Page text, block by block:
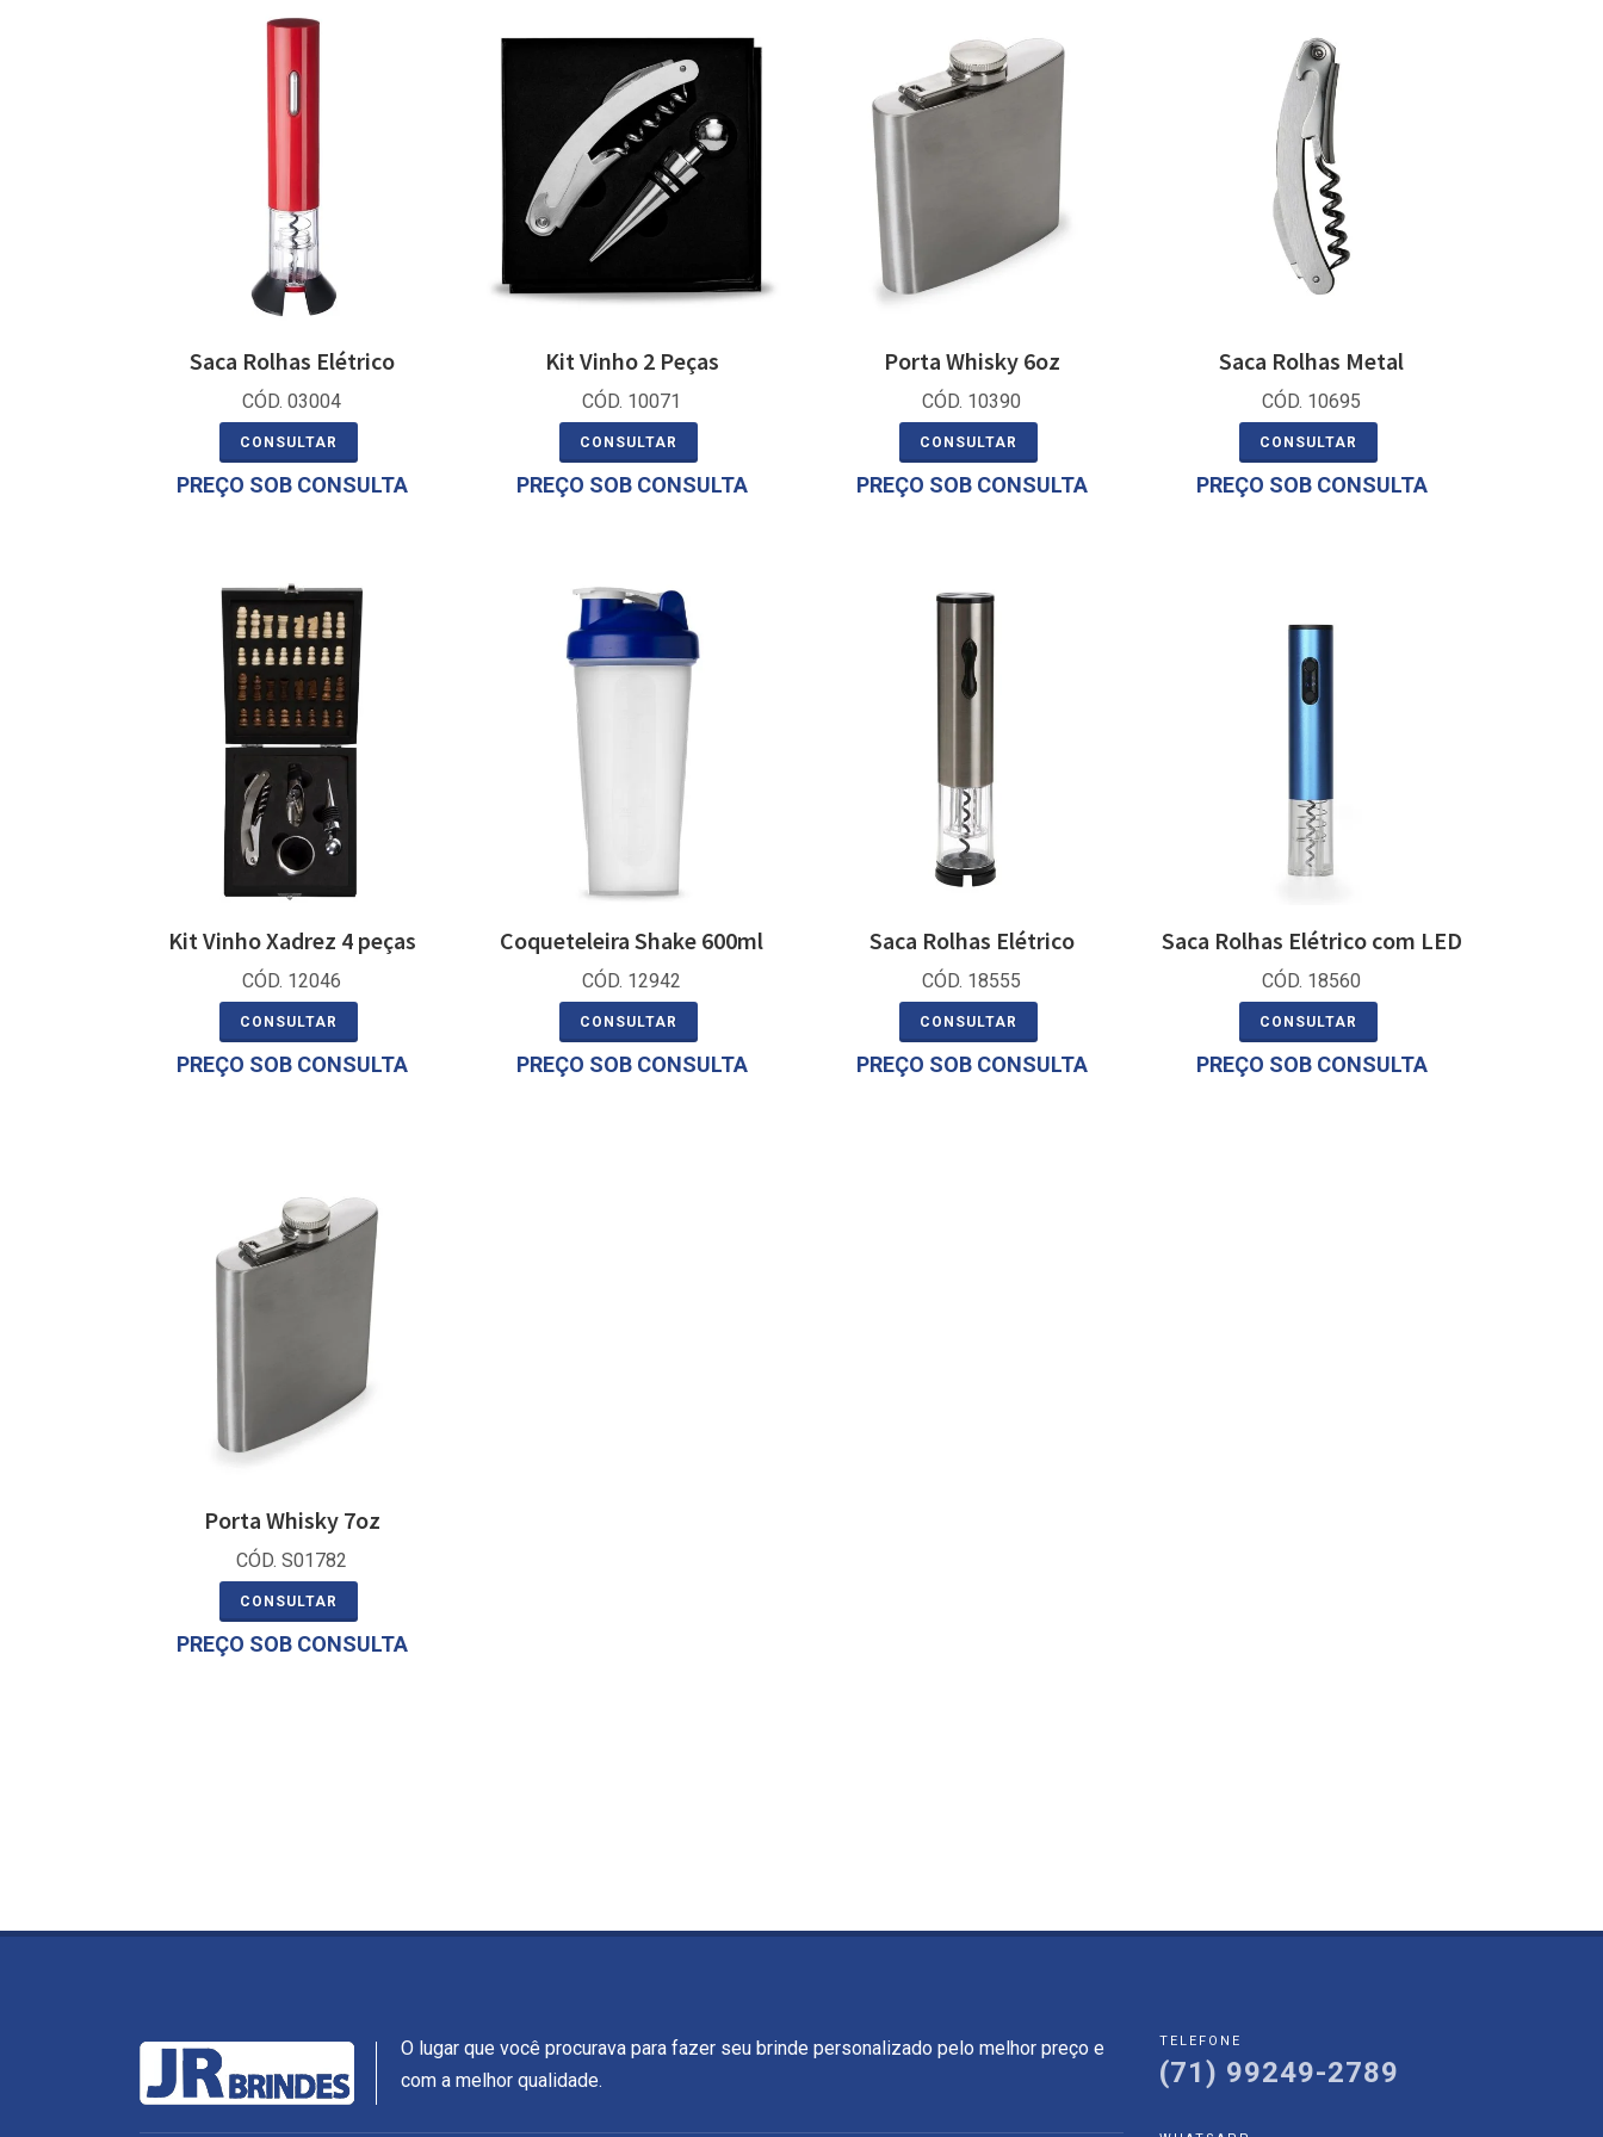
Saca Rolhas Elétrico
CÓD. 03004
CONSULTAR
PREÇO SOB CONSULTA
Kit Vinho 2 Peças
CÓD. 10071
CONSULTAR
PREÇO SOB CONSULTA
Porta Whisky 6oz
CÓD. 10390
CONSULTAR
PREÇO SOB CONSULTA
Saca Rolhas Metal
CÓD. 10695
CONSULTAR
PREÇO SOB CONSULTA
Kit Vinho Xadrez 4 peças
CÓD. 12046
CONSULTAR
PREÇO SOB CONSULTA
Coqueteleira Shake 600ml
CÓD. 12942
CONSULTAR
PREÇO SOB CONSULTA
Saca Rolhas Elétrico
CÓD. 18555
CONSULTAR
PREÇO SOB CONSULTA
Saca Rolhas Elétrico com LED
CÓD. 18560
CONSULTAR
PREÇO SOB CONSULTA
Porta Whisky 7oz
CÓD. S01782
CONSULTAR
PREÇO SOB CONSULTA
O lugar que você procurava para fazer seu brinde personalizado pelo melhor preço e
com a melhor qualidade.
TELEFONE
(71) 99249-2789